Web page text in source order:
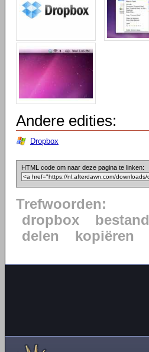
Andere edities:
Dropbox
HTML code om naar deze pagina te linken:
Trefwoorden:
dropbox
bestand
delen
kopiëren